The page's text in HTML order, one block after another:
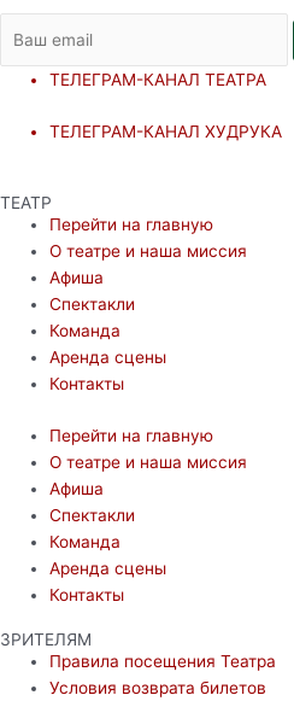
ТЕЛЕГРАМ-КАНАЛ ТЕАТРА
ТЕЛЕГРАМ-КАНАЛ ХУДРУКА
ТЕАТР
Перейти на главную
О театре и наша миссия
Афиша
Спектакли
Команда
Аренда сцены
Контакты
Перейти на главную
О театре и наша миссия
Афиша
Спектакли
Команда
Аренда сцены
Контакты
ЗРИТЕЛЯМ
Правила посещения Театра
Условия возврата билетов